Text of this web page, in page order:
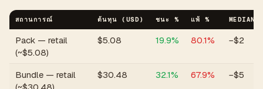
สถานการณ์ ต้นทุน (USD) ชนะ % แพ้ % MEDIAN
Pack — retail
(~$5.08)
$5.08 19.9% 80.1% −$2
Bundle — retail
$30.48 32.1% 67.9% −$5